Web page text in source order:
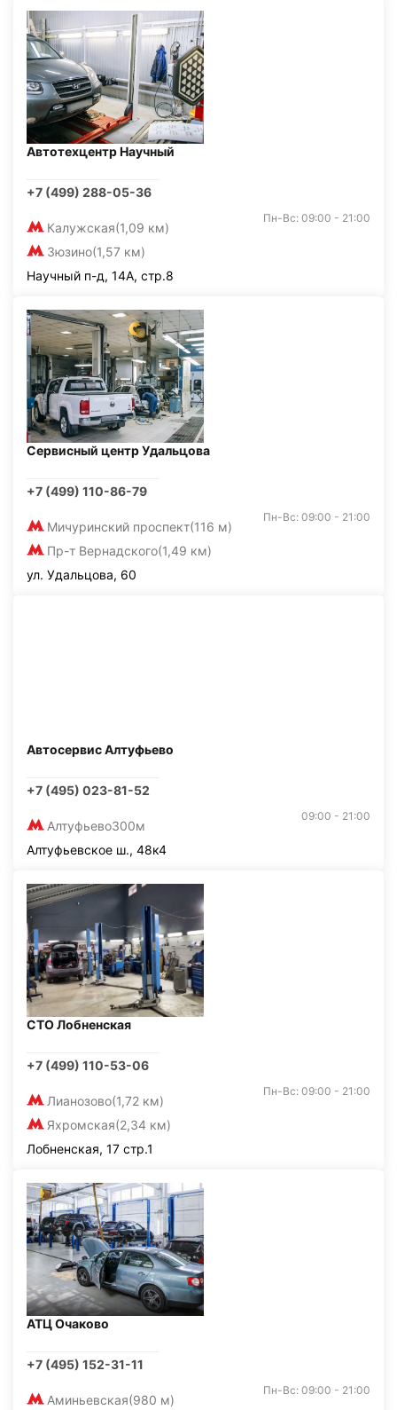
Автотехцентр Научный
+7 (499) 288-05-36
Калужская(1,09 км)
Зюзино(1,57 км)
Пн-Вс: 09:00 - 21:00
Научный п-д, 14А, стр.8
Сервисный центр Удальцова
+7 (499) 110-86-79
Мичуринский проспект(116 м)
Пр-т Вернадского(1,49 км)
Пн-Вс: 09:00 - 21:00
ул. Удальцова, 60
Автосервис Алтуфьево
+7 (495) 023-81-52
Алтуфьево300м
09:00 - 21:00
Алтуфьевское ш., 48к4
СТО Лобненская
+7 (499) 110-53-06
Лианозово(1,72 км)
Яхромская(2,34 км)
Пн-Вс: 09:00 - 21:00
Лобненская, 17 стр.1
АТЦ Очаково
+7 (495) 152-31-11
Аминьевская(980 м)
Пн-Вс: 09:00 - 21:00